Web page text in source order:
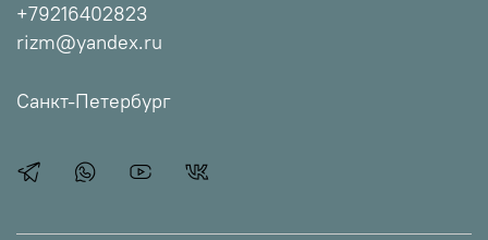
+79216402823
rizm@yandex.ru
Санкт-Петербург